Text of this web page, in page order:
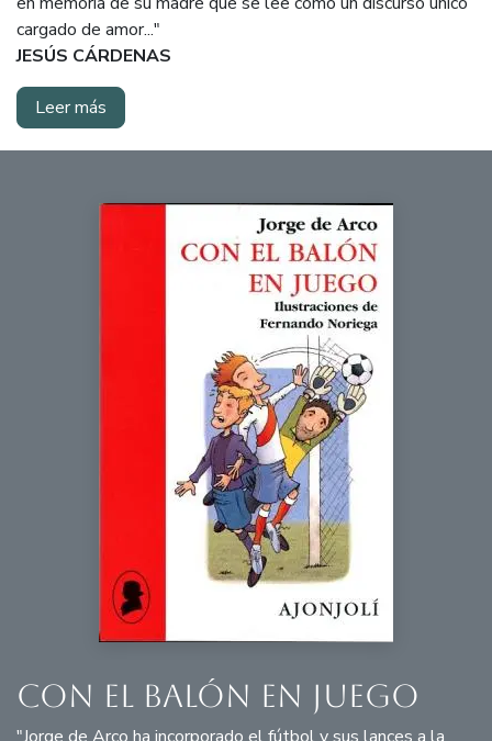
cargado de amor..."
JESÚS CÁRDENAS
Leer más
con el balón en juego